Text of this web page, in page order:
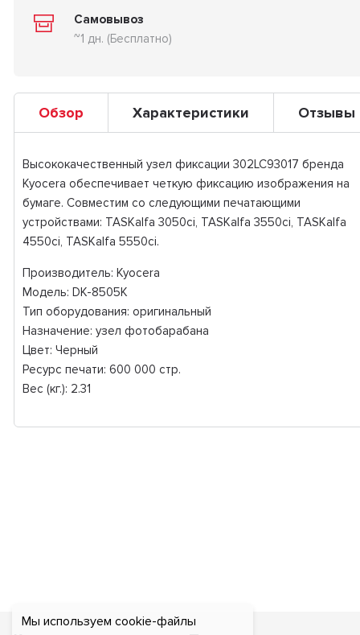
Мы используем cookie-файлы
Самовывоз
~1 дн. (Бесплатно)
Обзор Характеристики Отзывы
Высококачественный узел фиксации 302LC93017 бренда
Kyocera обеспечивает четкую фиксацию изображения на
бумаге. Совместим со следующими печатающими
устройствами: TASKalfa 3050ci, TASKalfa 3550ci, TASKalfa
4550ci, TASKalfa 5550ci.
Производитель: Kyocera
Модель: DK-8505K
Тип оборудования: оригинальный
Назначение: узел фотобарабана
Цвет: Черный
Ресурс печати: 600 000 стр.
Вес (кг.): 2.31